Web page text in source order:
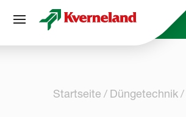
Startseite Düngetechnik
Cookie-Einstellungen